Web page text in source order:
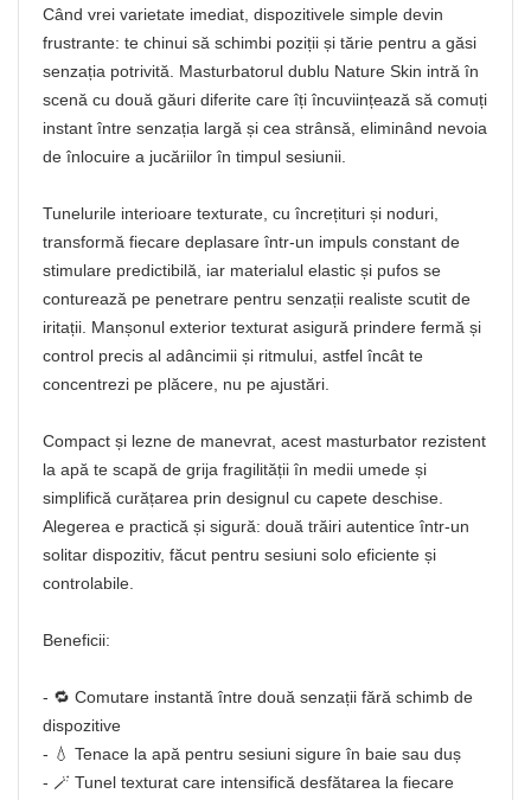
Când vrei varietate imediat, dispozitivele simple devin
frustrante: te chinui să schimbi poziții și tărie pentru a găsi
senzația potrivită. Masturbatorul dublu Nature Skin intră în
scenă cu două găuri diferite care îți încuviințează să comuți
instant între senzația largă și cea strânsă, eliminând nevoia
de înlocuire a jucăriilor în timpul sesiunii.
Tunelurile interioare texturate, cu încrețituri și noduri,
transformă fiecare deplasare într-un impuls constant de
stimulare predictibilă, iar materialul elastic și pufos se
conturează pe penetrare pentru senzații realiste scutit de
iritații. Manșonul exterior texturat asigură prindere fermă și
control precis al adâncimii și ritmului, astfel încât te
concentrezi pe plăcere, nu pe ajustări.
Compact și lezne de manevrat, acest masturbator rezistent
la apă te scapă de grija fragilității în medii umede și
simplifică curățarea prin designul cu capete deschise.
Alegerea e practică și sigură: două trăiri autentice într-un
solitar dispozitiv, făcut pentru sesiuni solo eficiente și
controlabile.
Beneficii:
- 🔁 Comutare instantă între două senzații fără schimb de
dispozitive
- 💧 Tenace la apă pentru sesiuni sigure în baie sau duș
- 🪄 Tunel texturat care intensifică desfătarea la fiecare